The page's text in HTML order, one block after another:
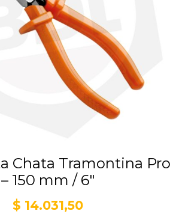
Chata Tramontina Pro
150 mm / 6″
$ 14.031,50